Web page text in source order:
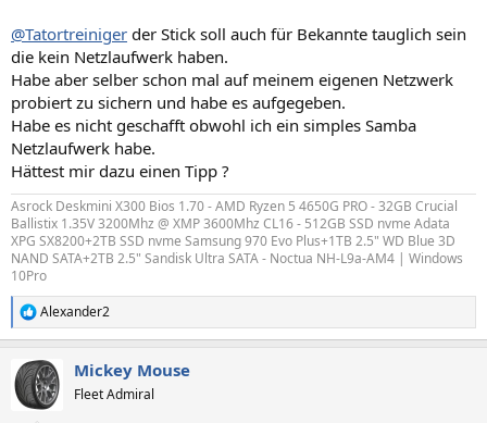
@Tatortreiniger der Stick soll auch für Bekannte tauglich sein
die kein Netzlaufwerk haben.
Habe aber selber schon mal auf meinem eigenen Netzwerk
probiert zu sichern und habe es aufgegeben.
Habe es nicht geschafft obwohl ich ein simples Samba
Netzlaufwerk habe.
Hättest mir dazu einen Tipp ?
Asrock Deskmini X300 Bios 1.70 - AMD Ryzen 5 4650G PRO - 32GB Crucial
Ballistix 1.35V 3200Mhz @ XMP 3600Mhz CL16 - 512GB SSD nvme Adata
XPG SX8200+2TB SSD nvme Samsung 970 Evo Plus+1TB 2.5" WD Blue 3D
NAND SATA+2TB 2.5" Sandisk Ultra SATA - Noctua NH-L9a-AM4 | Windows
10Pro
R
e
k
t
i
Alexander2
Mickey Mouse
Fleet Admiral